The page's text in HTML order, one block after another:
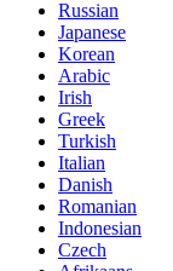
Russian
Japanese
Korean
Arabic
Irish
Greek
Turkish
Italian
Danish
Romanian
Indonesian
Czech